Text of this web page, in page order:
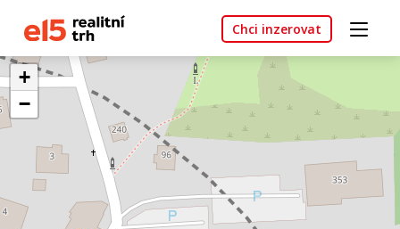
Chci inzerovat
+
−